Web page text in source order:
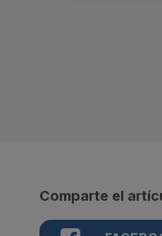
Comparte el